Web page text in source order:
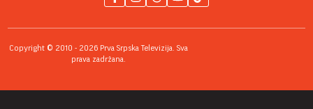
Copyright © 2010 - 2026 Prva Srpska Televizija. Sva
prava zadržana.